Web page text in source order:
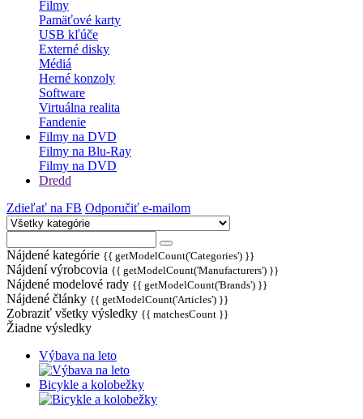
Filmy
Pamäťové karty
USB kľúče
Externé disky
Médiá
Herné konzoly
Software
Virtuálna realita
Fandenie
Filmy na DVD
Filmy na Blu-Ray
Filmy na DVD
Dredd
Zdieľať na FB Odporučiť e-mailom
Nájdené kategórie {{ getModelCount('Categories') }}
Nájdení výrobcovia {{ getModelCount('Manufacturers') }}
Nájdené modelové rady {{ getModelCount('Brands') }}
Nájdené články {{ getModelCount('Articles') }}
Zobraziť všetky výsledky {{ matchesCount }}
Žiadne výsledky
Výbava na leto
Bicykle a kolobežky